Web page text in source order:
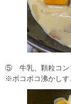
⑤ 牛乳、顆粒コン
※ボコボコ沸かしす